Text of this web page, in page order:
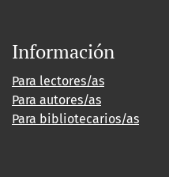
Información
Para lectores/as
Para autores/as
Para bibliotecarios/as